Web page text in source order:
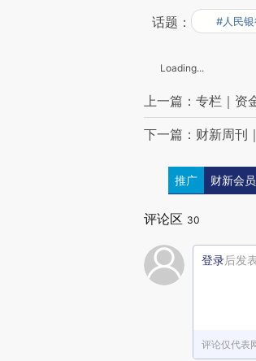
话题： #人民
Loading...
上一篇：专栏｜资
下一篇：财新周刊
推广 财新会
评论区 30
登录后发
评论仅代表